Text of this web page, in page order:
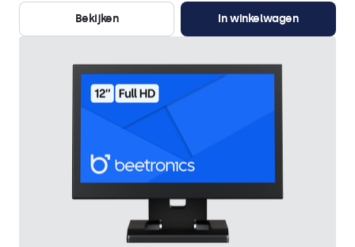
Bekijken
In winkelwagen